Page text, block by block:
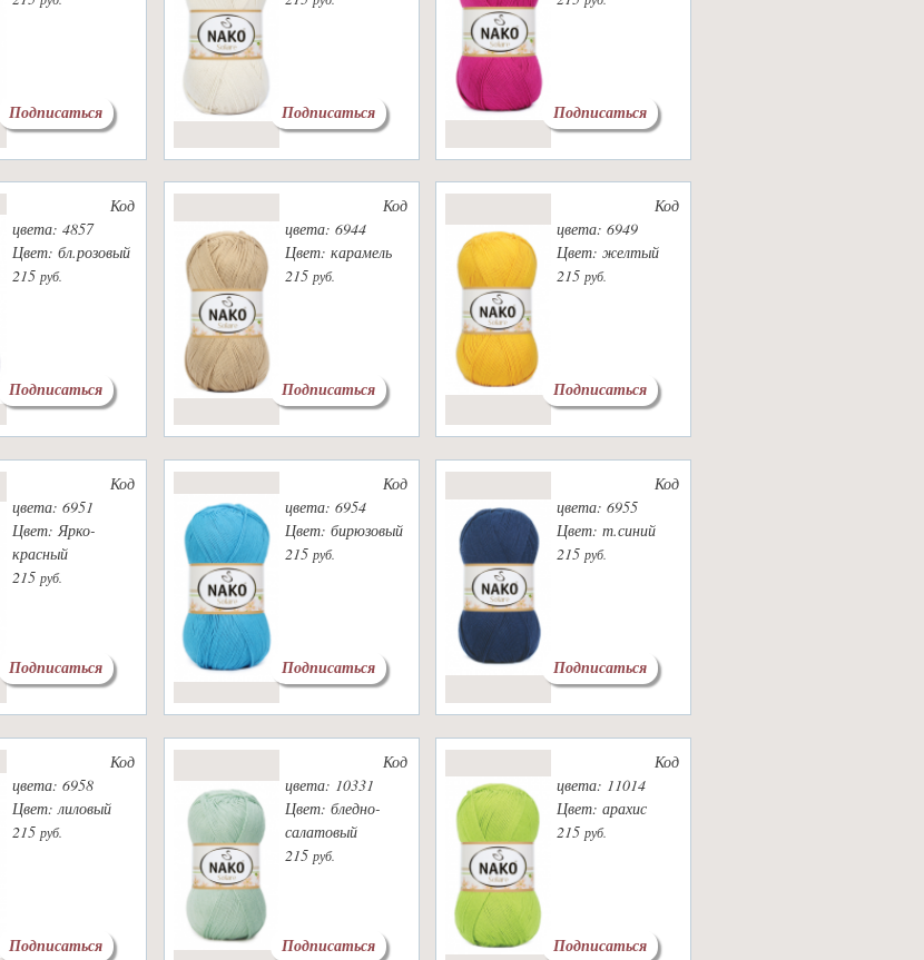
Подписаться Подписаться Подписаться
Код
цвета: 4857
Цвет: бл.розовый
215руб.
Подписаться
Код
цвета: 6944
Цвет: карамель
215 руб.
Подписаться
Код
цвета: 6949
Цвет: желтый
215 руб.
Подписаться
Код
цвета: 6951
Цвет: Ярко-
красный
215руб.
Подписаться
Код
цвета: 6954
Цвет: бирюзовый
215 руб.
Подписаться
Код
цвета: 6955
Цвет: т.синий
215 руб.
Подписаться
Код
цвета: 6958
Цвет: лиловый
215руб.
Подписаться
Код
цвета: 10331
Цвет: бледно-
салатовый
215 руб.
Подписаться
Код
цвета: 11014
Цвет: арахис
215 руб.
Подписаться